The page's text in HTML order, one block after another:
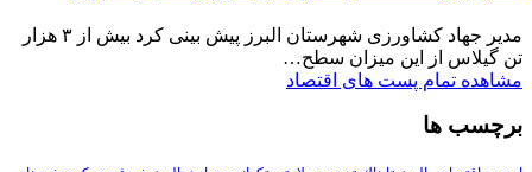
مدیر جهاد کشاورزی شهرستان البرز پیش بینی کرد بیش از ۳ هزار
تن گیلاس از این میزان سطح…
مشاهده تمام پست های اقتصاد
برچسب ها